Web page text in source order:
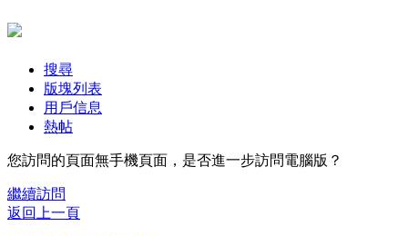
搜尋
版塊列表
用戶信息
熱帖
您訪問的頁面無手機頁面，是否進一步訪問電腦版？
繼續訪問
返回上一頁